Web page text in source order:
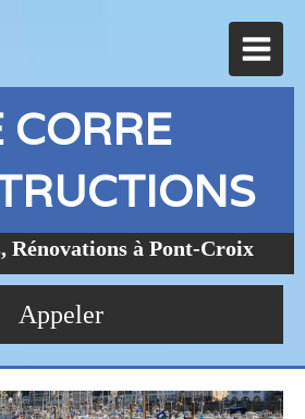
CORRE
Rénovations à Pont-Croix
Appeler